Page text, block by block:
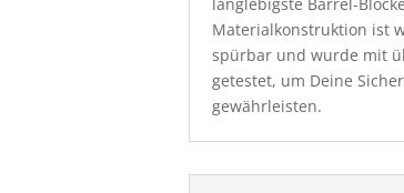
Camo
Menge
Materialkonstruktion ist
spürbar und wurde mit
getestet, um Deine
gewährleisten.